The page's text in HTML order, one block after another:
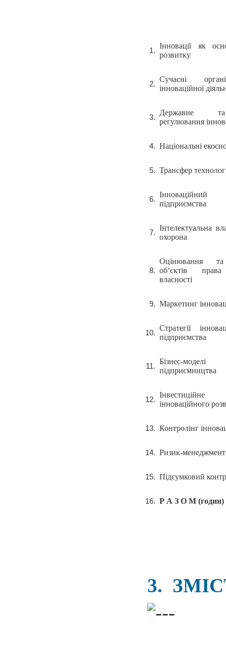
Інновації як
розвитку
Сучасні
інноваційної
Державне
регулювання
Національні
Трансфер
підприємства
Інтелектуальна
охорона
Оцінювання та
об‘єктів права
власності
Маркетинг
Стратегії
підприємства
Бізнес-моделі
підприємництва
інноваційного
Контролінг
Ризик-менеджмент
Підсумковий
Р А З О М (годин)
3.